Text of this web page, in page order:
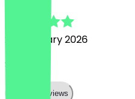
27 February 2026
Super
Show all reviews